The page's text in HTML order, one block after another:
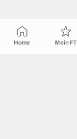
Home Mein FT